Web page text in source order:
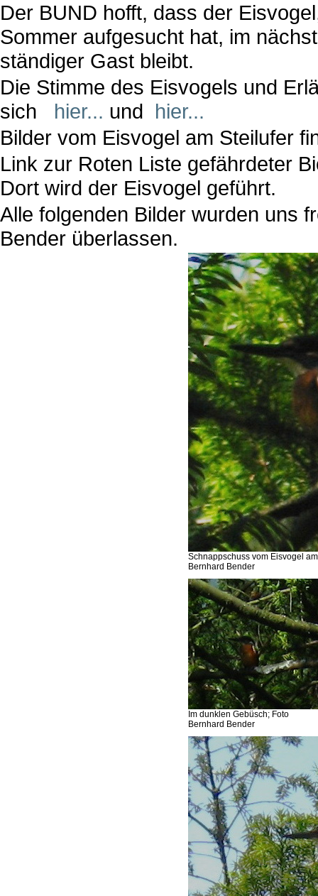
Der BUND hofft, dass der
Sommer aufgesucht hat, im
ständiger Gast bleibt.
Die Stimme des Eisvogels und
sich
hier... und hier...
Bilder vom Eisvogel am Steilufer
Link zur Roten Liste gefährdeter
Dort wird der Eisvogel geführt.
Alle folgenden Bilder wurden uns
Bender überlassen.
Schnappschuss vom Eisvogel
Bernhard Bender
Im dunklen Gebüsch; Foto
Bernhard Bender